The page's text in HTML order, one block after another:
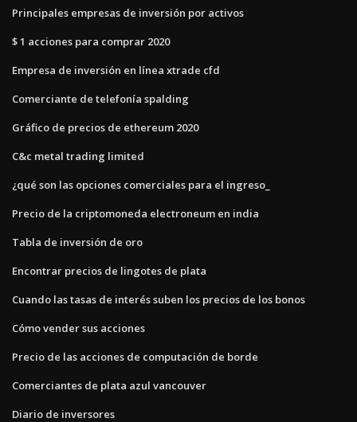
Principales empresas de inversión por activos
$ 1 acciones para comprar 2020
Empresa de inversión en línea xtrade cfd
Comerciante de telefonía spalding
Gráfico de precios de ethereum 2020
C&c metal trading limited
¿qué son las opciones comerciales para el ingreso_
Precio de la criptomoneda electroneum en india
Tabla de inversión de oro
Encontrar precios de lingotes de plata
Cuando las tasas de interés suben los precios de los bonos
Cómo vender sus acciones
Precio de las acciones de computación de borde
Comerciantes de plata azul vancouver
Diario de inversores